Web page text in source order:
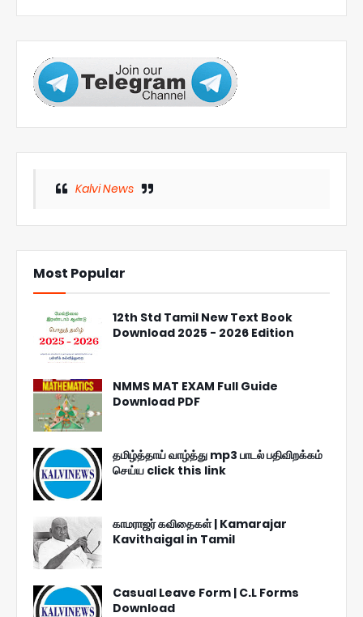
Kalvi News
Most Popular
12th Std Tamil New Text Book
Download 2025 - 2026 Edition
NMMS MAT EXAM Full Guide
Download PDF
தமிழ்த்தாய் வாழ்த்து mp3 பாடல் பதிவிறக்கம்
செய்ய click this link
காமராஜர் கவிதைகள் | Kamarajar
Kavithaigal in Tamil
Casual Leave Form | C.L Forms
Download